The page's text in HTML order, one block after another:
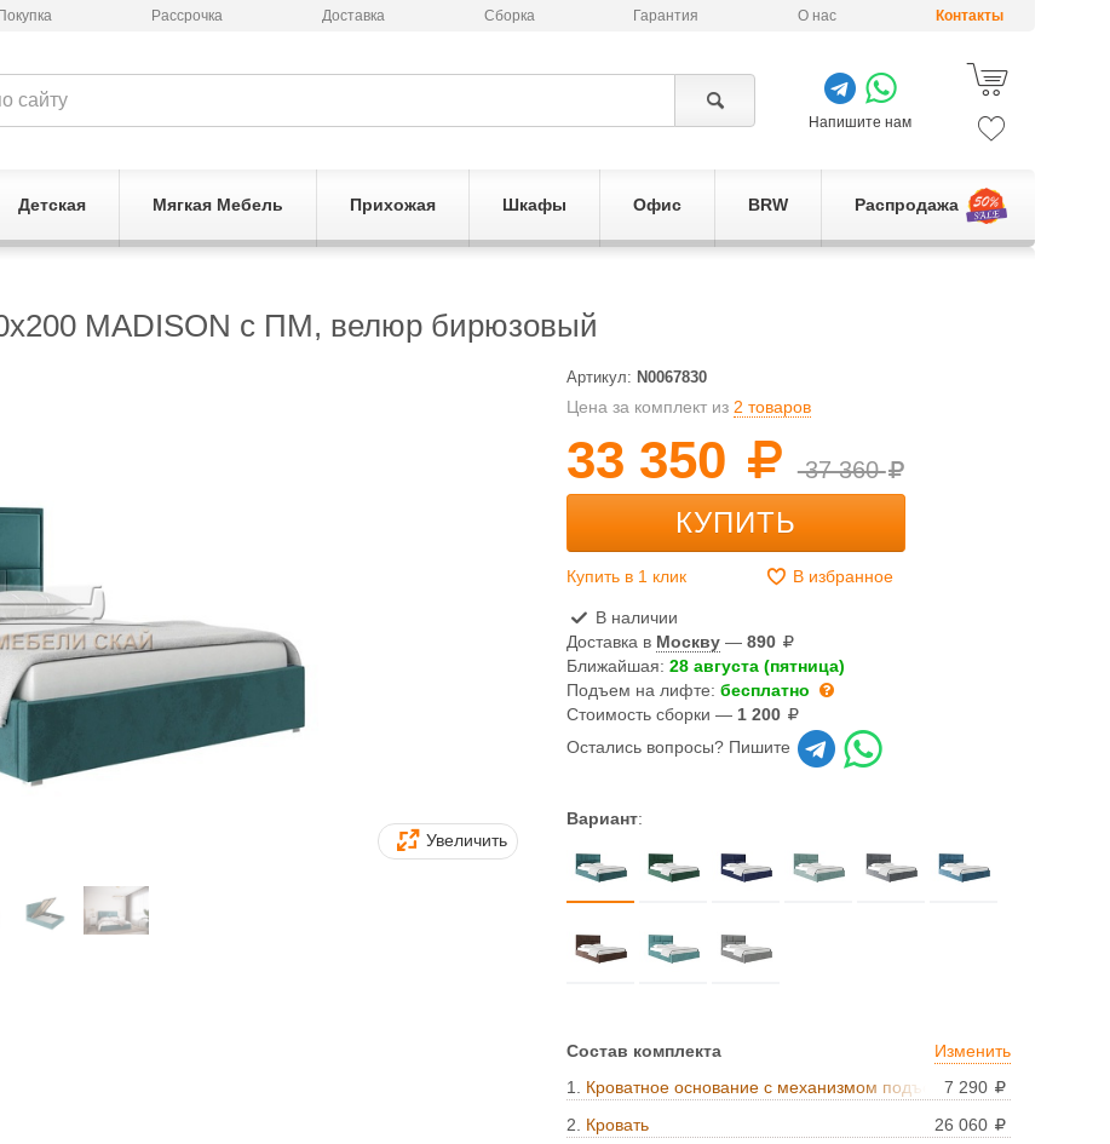
Покупка Рассрочка Доставка Сборка Гарантия О нас Контакты
Напишите нам
Детская Мягкая Мебель Прихожая Шкафы Офис BRW Распродажа
MADISON с ПМ, велюр бирюзовый
Увеличить
Артикул: N0067830
Цена за комплект из 2 товаров
33 350 37 360
КУПИТЬ
Купить в 1 клик В избранное
В наличии
Доставка в Москву —890
Ближайшая:28 августа (пятница)
Подъем на лифте:бесплатно
Стоимость сборки — 1 200
Остались вопросы? Пишите
Вариант:
Состав комплекта
Изменить
1.
Кроватное основание с механизмом подъема7 290
2.
Кровать 26 060